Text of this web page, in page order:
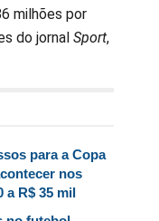
milhões por
do jornal Sport,
para a Copa
nos
a R$ 35 mil